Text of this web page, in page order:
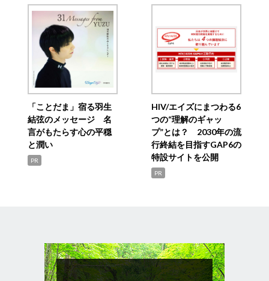
「ことだま」宿る羽生
結弦のメッセージ 名
言がもたらす心の平穏
と潤い
PR
HIV/エイズにまつわる6
つの“理解のギャッ
プ”とは？ 2030年の流
行終結を目指すGAP6の
特設サイトを公開
PR